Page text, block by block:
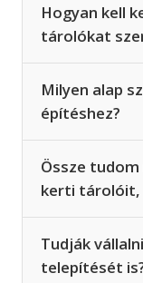
Hogyan kell
tárolókat
Milyen alap
építéshez?
Össze
kerti tárolóit,
Tudják
telepítését